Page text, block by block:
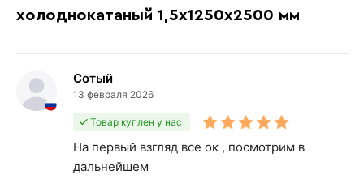
холоднокатаный 1,5х1250х2500 мм
Сотый
13 февраля 2026
Товар куплен у нас
На первый взгляд все ок , посмотрим в
дальнейшем